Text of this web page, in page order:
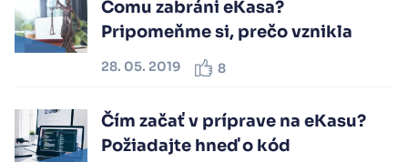
Čomu zabráni eKasa?
Pripomeňme si, prečo vznikla
28. 05. 2019 8
Čím začať v príprave na eKasu?
Požiadajte hneď o kód